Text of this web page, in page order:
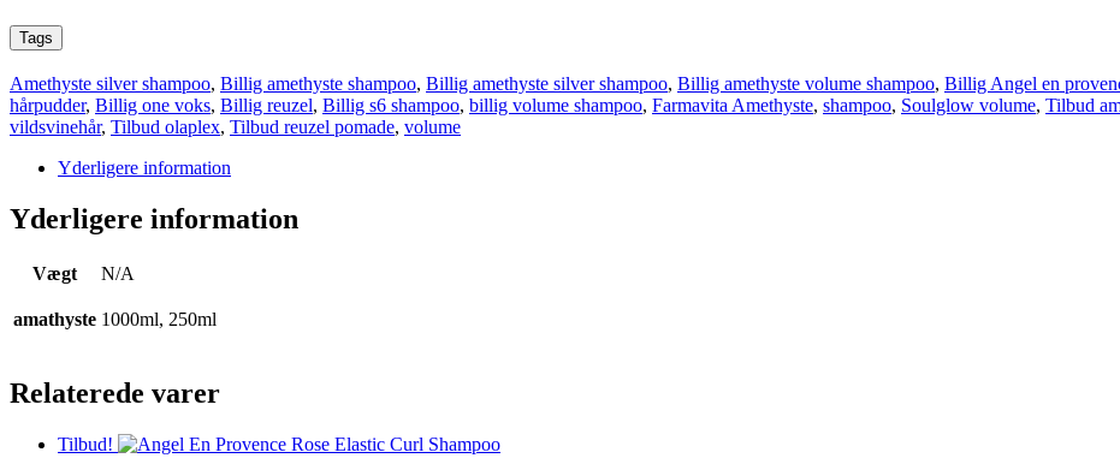
Tags
Amethyste silver shampoo, Billig amethyste shampoo, Billig amethyste silver shampoo, Billig amethyste volume shampoo, Billig Angel en
hårpudder, Billig one voks, Billig reuzel, Billig s6 shampoo, billig volume shampoo, Farmavita Amethyste, shampoo, Soulglow volume, Tilbud
vildsvinehår, Tilbud olaplex, Tilbud reuzel pomade, volume
Yderligere information
Yderligere information
Vægt N/A
amathyste 1000ml, 250ml
Relaterede varer
Tilbud!